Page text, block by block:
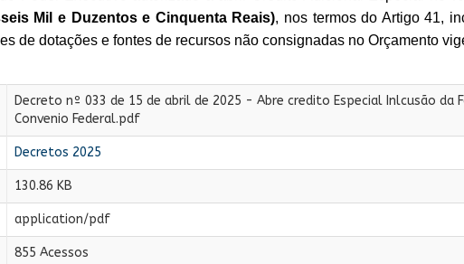
Mil e Duzentos e Cinquenta Reais), nos termos do Artigo 41,
de dotações e fontes de recursos não consignadas no Orçamento
Decreto nº 033 de 15 de abril de 2025 - Abre credito Especial Inlcusão da
Convenio Federal.pdf
Decretos 2025
130.86 KB
application/pdf
855 Acessos